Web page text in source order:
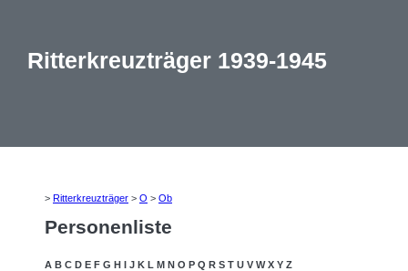
Ritterkreuzträger 1939-1945
> Ritterkreuzträger > O > Ob
Personenliste
A B C D E F G H I J K L M N O P Q R S T U V W X Y Z